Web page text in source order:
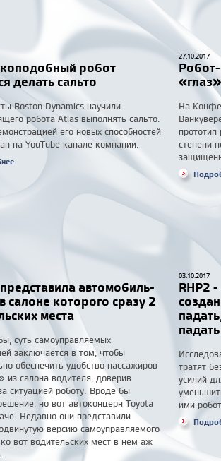
робот
делать сальто
Boston Dynamics научили
робота Atlas выполнять сальто.
его новых способностей
на YouTube-канале компании.
27.10.2017
На
степени
автомобиль-
салоне которого сразу 2
места
суть самоуправляемых
заключается в том, чтобы
обеспечить удобство пассажиров
из салона водителя, доверив
ситуацией роботу. Вроде бы
но вот автоконцерн Toyota
Недавно они представили
версию самоуправляемого
вот водительских мест в нем аж
03.10.2017
RHP2
падать
тратят
усилий
ими